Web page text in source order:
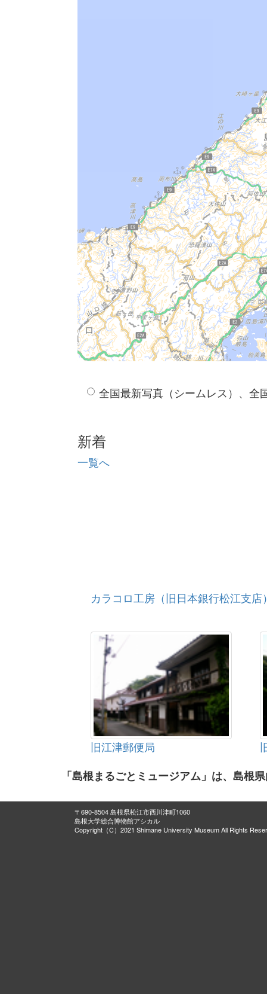
全国最新写真（シームレス）、全
新着
一覧へ
カラコロ工房（旧日本銀行松江支店
旧江津郵便局
「島根まるごとミュージアム」は、島根
〒690-8504 島根県松江市西川津町1060
島根大学総合博物館アシカル
Copyright（C）2021 Shimane University Museum All Rights